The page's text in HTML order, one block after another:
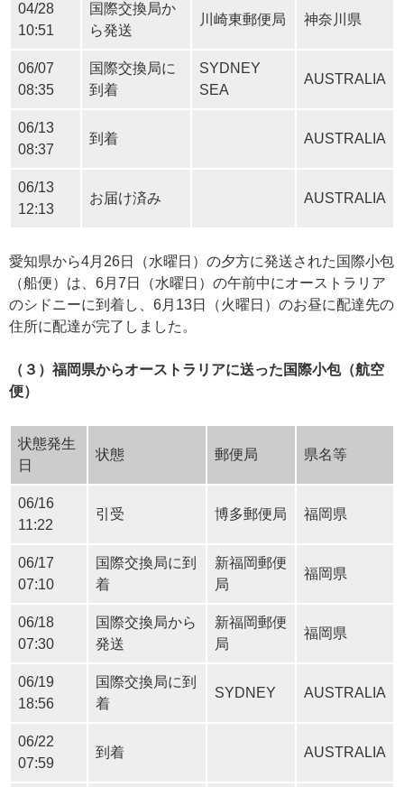
04/28
10:51
国際交換局か
ら発送
川崎東郵便局 神奈川県
06/07
08:35
国際交換局に
到着
SYDNEY
SEA
AUSTRALIA
06/13
08:37
到着 AUSTRALIA
06/13
12:13
お届け済み AUSTRALIA
愛知県から4月26日（水曜日）の夕方に発送された国際小包
（船便）は、6月7日（水曜日）の午前中にオーストラリア
のシドニーに到着し、6月13日（火曜日）のお昼に配達先の
住所に配達が完了しました。
（３）福岡県からオーストラリアに送った国際小包（航空
便）
状態発生
日
状態 郵便局 県名等
06/16
11:22
引受 博多郵便局 福岡県
06/17
07:10
国際交換局に到
着
新福岡郵便
局
福岡県
06/18
07:30
国際交換局から
発送
新福岡郵便
局
福岡県
06/19
18:56
国際交換局に到
着
SYDNEY AUSTRALIA
06/22
07:59
到着 AUSTRALIA